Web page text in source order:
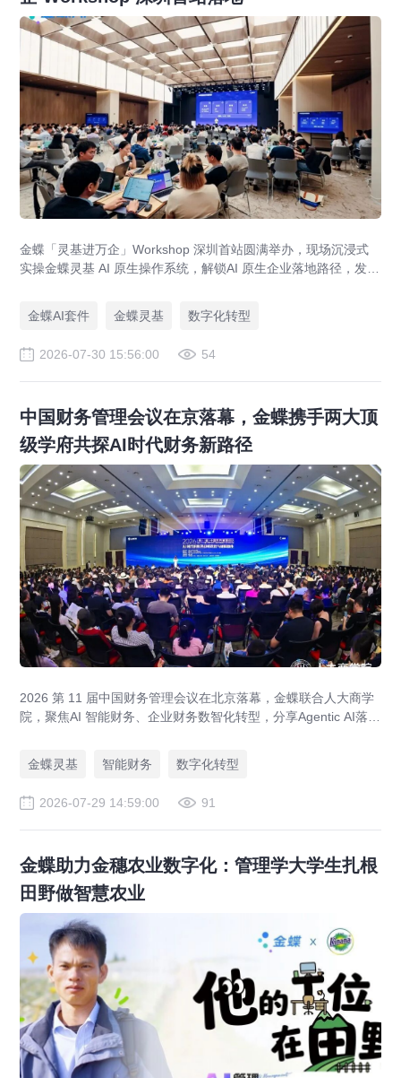
金蝶「灵基进万企」Workshop 深圳首站圆满举办，现场沉浸式
实操金蝶灵基 AI 原生操作系统，解锁AI 原生企业落地路径，发布
金蝶AI套件 金蝶灵基 数字化转型
2026-07-30 15:56:00 54
中国财务管理会议在京落幕，金蝶携手两大顶
级学府共探AI时代财务新路径
2026 第 11 届中国财务管理会议在北京落幕，金蝶联合人大商学
院，聚焦AI 智能财务、企业财务数智化转型，分享Agentic AI落
金蝶灵基 智能财务 数字化转型
2026-07-29 14:59:00 91
金蝶助力金穗农业数字化：管理学大学生扎根
田野做智慧农业